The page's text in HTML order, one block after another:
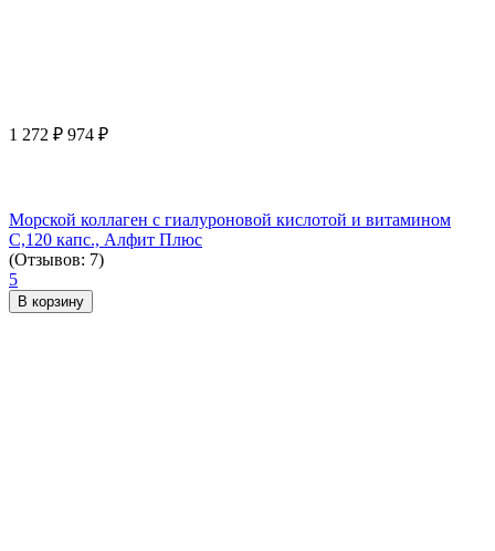
1 272 ₽ 974 ₽
Морской коллаген с гиалуроновой кислотой и витамином
С,120 капс., Алфит Плюс
(Отзывов: 7)
5
В корзину